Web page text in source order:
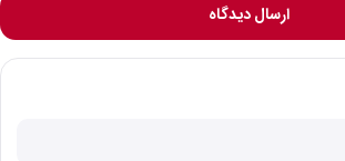
ارسال دیدگاه